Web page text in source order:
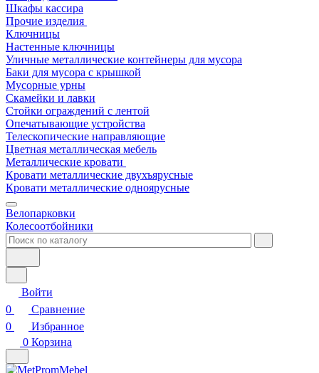
Шкафы кассира
Прочие изделия
Ключницы
Настенные ключницы
Уличные металлические контейнеры для мусора
Баки для мусора с крышкой
Мусорные урны
Скамейки и лавки
Стойки ограждений с лентой
Опечатывающие устройства
Телескопические направляющие
Цветная металлическая мебель
Металлические кровати
Кровати металлические двухъярусные
Кровати металлические одноярусные
Велопарковки
Колесоотбойники
Войти
0
Сравнение
0
Избранное
0 Корзина